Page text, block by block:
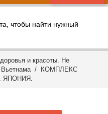
чтобы найти нужный
и красоты. Не
/ КОМПЛЕКС
ЯПОНИЯ.